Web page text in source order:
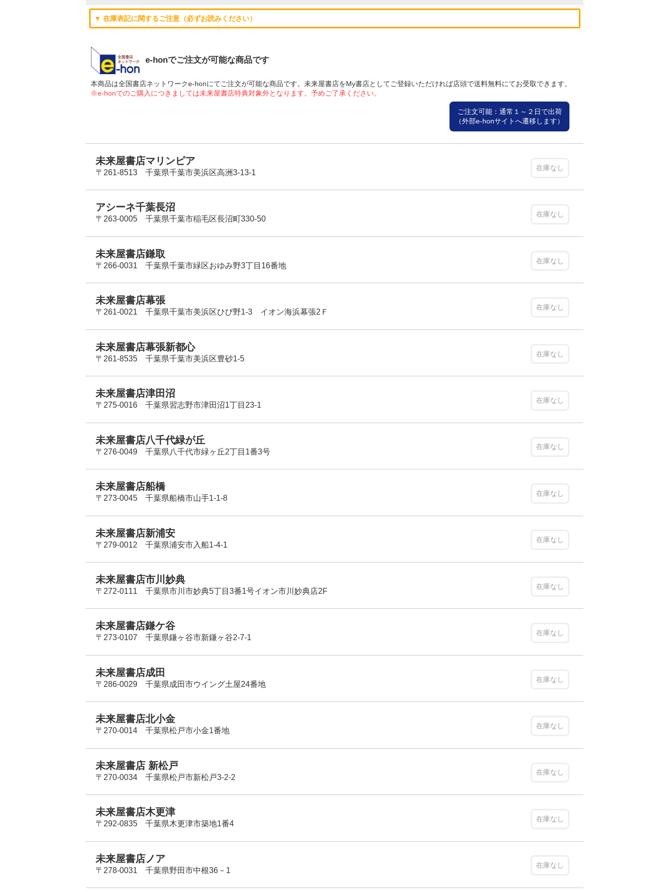
▼ 在庫表記に関するご注意（必ずお読みください）
e-honでご注文が可能な商品です
本商品は全国書店ネットワークe-honにてご注文が可能な商品です。未来屋書店をMy書店としてご登録いただければ店頭で送料無料にてお受取できます。
※e-honでのご購入につきましては未来屋書店特典対象外となります。予めご了承ください。
ご注文可能：通常１～２日で出荷
（外部e-honサイトへ遷移します）
未来屋書店マリンピア
〒261-8513 千葉県千葉市美浜区高洲3-13-1
在庫なし
アシーネ千葉長沼
〒263-0005 千葉県千葉市稲毛区長沼町330-50
在庫なし
未来屋書店鎌取
〒266-0031 千葉県千葉市緑区おゆみ野3丁目16番地
在庫なし
未来屋書店幕張
〒261-0021 千葉県千葉市美浜区ひび野1-3 イオン海浜幕張2Ｆ
在庫なし
未来屋書店幕張新都心
〒261-8535 千葉県千葉市美浜区豊砂1-5
在庫なし
未来屋書店津田沼
〒275-0016 千葉県習志野市津田沼1丁目23-1
在庫なし
未来屋書店八千代緑が丘
〒276-0049 千葉県八千代市緑ヶ丘2丁目1番3号
在庫なし
未来屋書店船橋
〒273-0045 千葉県船橋市山手1-1-8
在庫なし
未来屋書店新浦安
〒279-0012 千葉県浦安市入船1-4-1
在庫なし
未来屋書店市川妙典
〒272-0111 千葉県市川市妙典5丁目3番1号イオン市川妙典店2F
在庫なし
未来屋書店鎌ケ谷
〒273-0107 千葉県鎌ヶ谷市新鎌ヶ谷2-7-1
在庫なし
未来屋書店成田
〒286-0029 千葉県成田市ウイング土屋24番地
在庫なし
未来屋書店北小金
〒270-0014 千葉県松戸市小金1番地
在庫なし
未来屋書店 新松戸
〒270-0034 千葉県松戸市新松戸3-2-2
在庫なし
未来屋書店木更津
〒292-0835 千葉県木更津市築地1番4
在庫なし
未来屋書店ノア
〒278-0031 千葉県野田市中根36－1
在庫なし